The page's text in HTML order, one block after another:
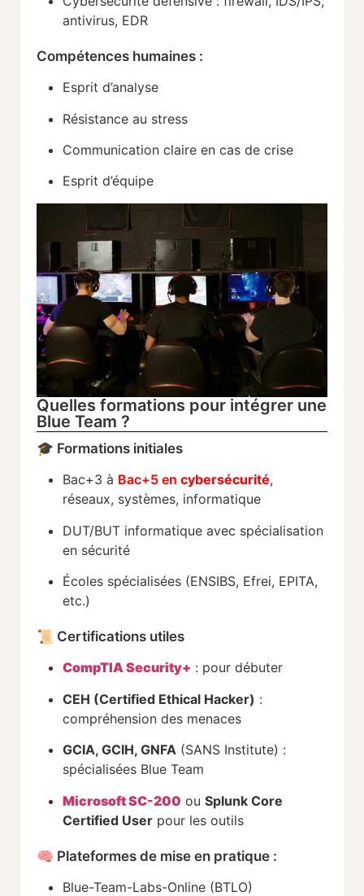
antivirus, EDR
Compétences humaines :
Esprit d’analyse
Résistance au stress
Communication claire en cas de crise
Esprit d’équipe
Quelles formations pour intégrer une
Blue Team ?
🎓 Formations initiales
Bac+3 à Bac+5 en cybersécurité,
réseaux, systèmes, informatique
DUT/BUT informatique avec spécialisation
en sécurité
Écoles spécialisées (ENSIBS, Efrei, EPITA,
etc.)
📜 Certifications utiles
CompTIASecurity+ : pour débuter
CEH (Certified Ethical Hacker) :
compréhension des menaces
GCIA, GCIH, GNFA (SANS Institute) :
spécialisées Blue Team
MicrosoftSC-200 ou Splunk Core
Certified User pour les outils
🧠 Plateformes de mise en pratique :
Blue-Team-Labs-Online (BTLO)